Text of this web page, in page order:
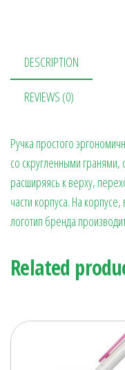
DESCRIPTION
REVIEWS (0)
Ручка простого
со скругленными гранями,
расширяясь к верху,
части корпуса. На
логотип бренда
Related